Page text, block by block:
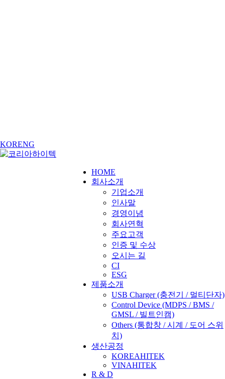
KORENG
HOME
회사소개
기업소개
인사말
경영이념
회사연혁
주요고객
인증 및 수상
오시는 길
CI
ESG
제품소개
USB Charger(충전기 / 멀티단자)
Control Device (MDPS / BMS /
GMSL / 빌트인캠)
Others (통합창 / 시계 / 도어 스위
치)
생산공정
KOREAHITEK
VINAHITEK
R & D